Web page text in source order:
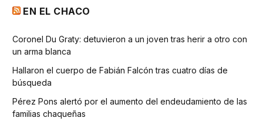
EN EL CHACO
Coronel Du Graty: detuvieron a un joven tras herir a otro con
un arma blanca
Hallaron el cuerpo de Fabián Falcón tras cuatro días de
búsqueda
Pérez Pons alertó por el aumento del endeudamiento de las
familias chaqueñas